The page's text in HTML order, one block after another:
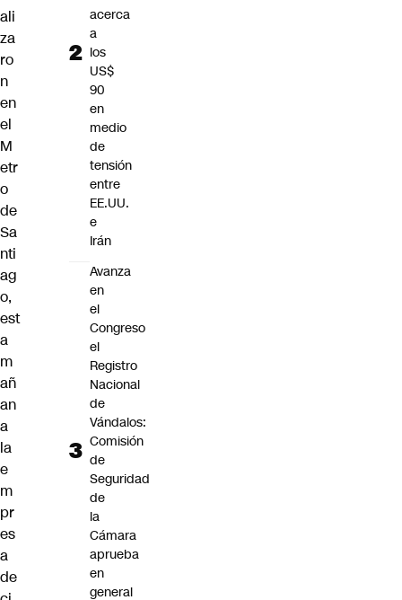
ali
za
ro
n
en
el
M
etr
o
de
Sa
nti
ag
o,
est
a
m
añ
an
a
la
e
m
pr
es
a
de
acerca
a
los
US$
90
en
medio
de
tensión
entre
EE.UU.
e
Irán
Avanza
en
el
Congreso
el
Registro
Nacional
de
Vándalos:
Comisión
de
Seguridad
de
la
Cámara
aprueba
en
general